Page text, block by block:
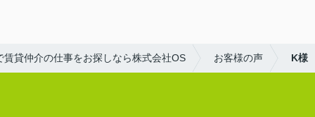
賃貸仲介の仕事をお探しなら株式会社OS お客様の声 K様